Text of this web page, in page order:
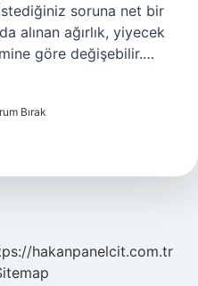
soruna net bir
alınan ağırlık, yiyecek
göre değişebilir.…
Bırak
hakanpanelcit.com.tr